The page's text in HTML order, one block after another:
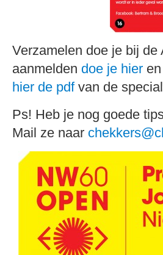
Verzamelen doe je bij
aanmelden doe je hier
hier de pdfvan de
Ps! Heb je nog goede
Mail ze naar